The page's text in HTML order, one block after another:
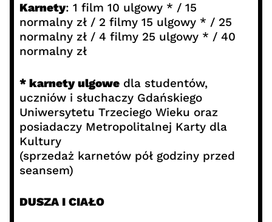
Karnety: 1 film 10 ulgowy * / 15
normalny zł / 2 filmy 15 ulgowy * / 25
normalny zł / 4 filmy 25 ulgowy * / 40
normalny zł
* karnety ulgowedla studentów,
uczniów i słuchaczy Gdańskiego
Uniwersytetu Trzeciego Wieku oraz
posiadaczy Metropolitalnej Karty dla
Kultury
(sprzedaż karnetów pół godziny przed
seansem)
DUSZA I CIAŁO